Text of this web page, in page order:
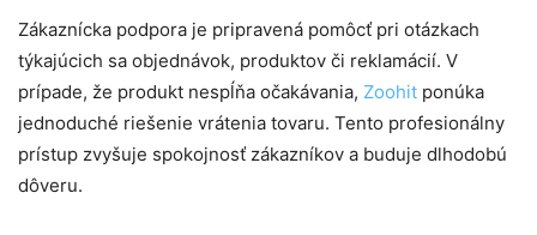
Zákaznícka podpora je pripravená pomôcť pri otázkach
týkajúcich sa objednávok, produktov či reklamácií. V
prípade, že produkt nespĺňa očakávania, Zoohit ponúka
jednoduché riešenie vrátenia tovaru. Tento profesionálny
prístup zvyšuje spokojnosť zákazníkov a buduje dlhodobú
dôveru.